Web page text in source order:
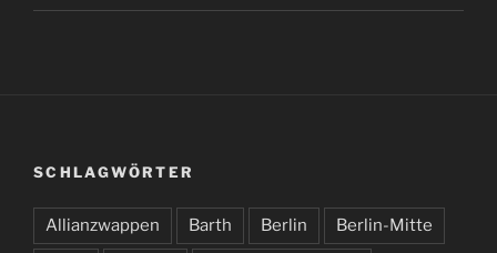
SCHLAGWÖRTER
Allianzwappen Barth Berlin Berlin-Mitte